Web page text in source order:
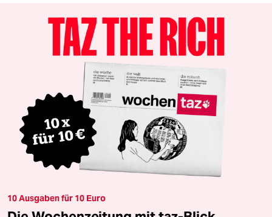
10 Ausgaben für 10 Euro